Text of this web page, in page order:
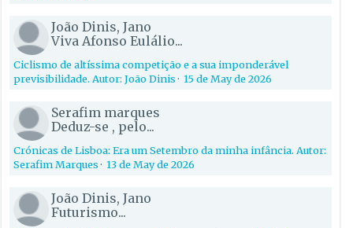
João Dinis, Jano
Viva Afonso Eulálio...
Ciclismo de altíssima competição e a sua imponderável
previsibilidade. Autor: João Dinis·15 de May de 2026
Serafim marques
Deduz-se , pelo...
Crónicas de Lisboa: Era um Setembro da minha infância. Autor:
Serafim Marques·13 de May de 2026
João Dinis, Jano
Futurismo...